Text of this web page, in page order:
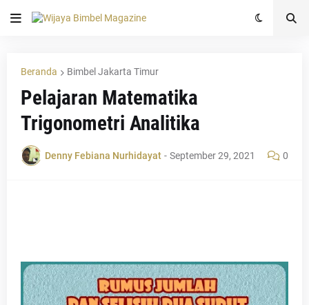
Beranda Bimbel Jakarta Timur
Pelajaran Matematika
Trigonometri Analitika
Denny Febiana Nurhidayat - September 29, 2021 0